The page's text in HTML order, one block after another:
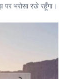
भरोसा रखे रहूँगा।